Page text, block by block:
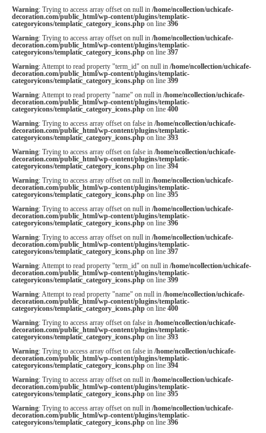
Warning: Trying to access array offset on null in /home/ncollection/uchicafe-
decoration.com/public_html/wp-content/plugins/templatic-
categoryicons/templatic_category_icons.phpon line 396
Warning: Trying to access array offset on null in /home/ncollection/uchicafe-
decoration.com/public_html/wp-content/plugins/templatic-
categoryicons/templatic_category_icons.phpon line 397
Warning: Attempt to read property "term_id" on null in /home/ncollection/uchicafe-
decoration.com/public_html/wp-content/plugins/templatic-
categoryicons/templatic_category_icons.phpon line 399
Warning: Attempt to read property "name" on null in /home/ncollection/uchicafe-
decoration.com/public_html/wp-content/plugins/templatic-
categoryicons/templatic_category_icons.phpon line 400
Warning: Trying to access array offset on false in /home/ncollection/uchicafe-
decoration.com/public_html/wp-content/plugins/templatic-
categoryicons/templatic_category_icons.phpon line 393
Warning: Trying to access array offset on false in /home/ncollection/uchicafe-
decoration.com/public_html/wp-content/plugins/templatic-
categoryicons/templatic_category_icons.phpon line 394
Warning: Trying to access array offset on null in /home/ncollection/uchicafe-
decoration.com/public_html/wp-content/plugins/templatic-
categoryicons/templatic_category_icons.phpon line 395
Warning: Trying to access array offset on null in /home/ncollection/uchicafe-
decoration.com/public_html/wp-content/plugins/templatic-
categoryicons/templatic_category_icons.phpon line 396
Warning: Trying to access array offset on null in /home/ncollection/uchicafe-
decoration.com/public_html/wp-content/plugins/templatic-
categoryicons/templatic_category_icons.phpon line 397
Warning: Attempt to read property "term_id" on null in /home/ncollection/uchicafe-
decoration.com/public_html/wp-content/plugins/templatic-
categoryicons/templatic_category_icons.phpon line 399
Warning: Attempt to read property "name" on null in /home/ncollection/uchicafe-
decoration.com/public_html/wp-content/plugins/templatic-
categoryicons/templatic_category_icons.phpon line 400
Warning: Trying to access array offset on false in /home/ncollection/uchicafe-
decoration.com/public_html/wp-content/plugins/templatic-
categoryicons/templatic_category_icons.phpon line 393
Warning: Trying to access array offset on false in /home/ncollection/uchicafe-
decoration.com/public_html/wp-content/plugins/templatic-
categoryicons/templatic_category_icons.phpon line 394
Warning: Trying to access array offset on null in /home/ncollection/uchicafe-
decoration.com/public_html/wp-content/plugins/templatic-
categoryicons/templatic_category_icons.phpon line 395
Warning: Trying to access array offset on null in /home/ncollection/uchicafe-
decoration.com/public_html/wp-content/plugins/templatic-
categoryicons/templatic_category_icons.phpon line 396